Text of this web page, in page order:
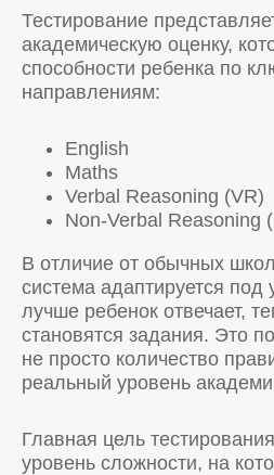
Тестирование
академическую оценку,
способности ребенка по
направлениям:
English
Maths
Verbal Reasoning (VR)
Non-Verbal Reasoning
В отличие от обычных
система адаптируется под
лучше ребенок отвечает,
становятся задания. Это
не просто количество
реальный уровень
Главная цель
уровень сложности, на